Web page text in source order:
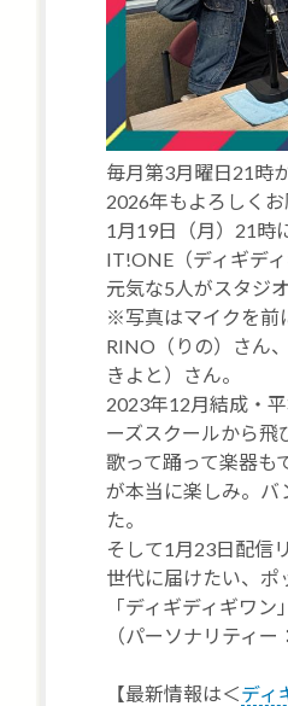
毎月第3月曜日21時
2026年もよろしくお
1月19日（月）21時
IT!ONE（ディギディ
元気な5人がスタジ
※写真はマイクを前
RINO（りの）さん
きよと）さん。
2023年12月結成・
ーズスクールから飛
歌って踊って楽器も
が本当に楽しみ。バ
た。
そして1月23日配信
世代に届けたい、
「ディギディギワ
（パーソナリティー
【最新情報は＜ディ